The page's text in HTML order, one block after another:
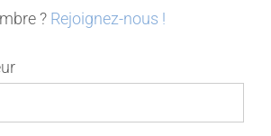
? Rejoignez-nous !